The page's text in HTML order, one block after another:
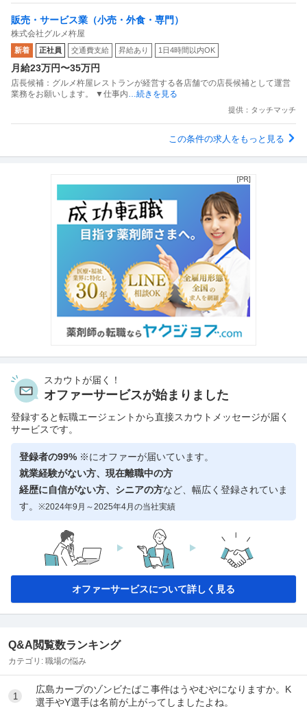
販売・サービス業（小売・外食・専門）
株式会社グルメ杵屋
新着 正社員 交通費支給 昇給あり 1日4時間以内OK
月給23万円〜35万円
店長候補：グルメ杵屋レストランが経営する各店舗での店長候補として運営
業務をお願いします。 ▼仕事内 …続きを見る
提供：タッチマッチ
この条件の求人をもっと見る
スカウトが届く！
オファーサービスが始まりました
登録すると転職エージェントから直接スカウトメッセージが届く
サービスです。
登録者の99% ※にオファーが届いています。
就業経験がない方、現在離職中の方
経歴に自信がない方、シニアの方など、幅広く登録されていま
す。 ※2024年9月～2025年4月の当社実績
オファーサービスについて詳しく見る
Q&A閲覧数ランキング
カテゴリ: 職場の悩み
1
広島カープのゾンビたばこ事件はうやむやになりますか。K
選手やY選手は名前が上がってしましたよね。